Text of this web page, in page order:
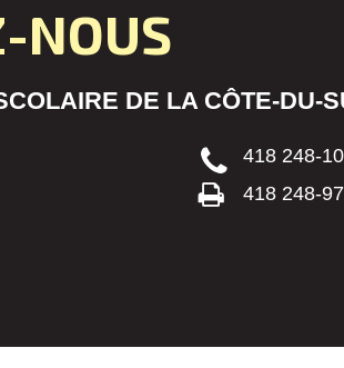
NOUS
DE LA CÔTE-DU-
418 248-
418 248-